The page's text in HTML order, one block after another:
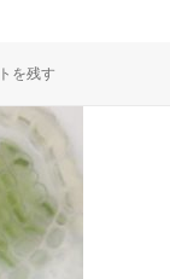
解剖実習の乗り越え方
を残す